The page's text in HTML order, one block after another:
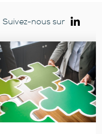
Suivez-nous sur